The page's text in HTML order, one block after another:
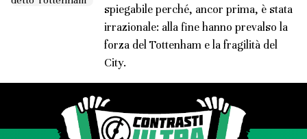
spiegabile perché, ancor prima, è stata
irrazionale: alla fine hanno prevalso la
forza del Tottenham e la fragilità del
City.